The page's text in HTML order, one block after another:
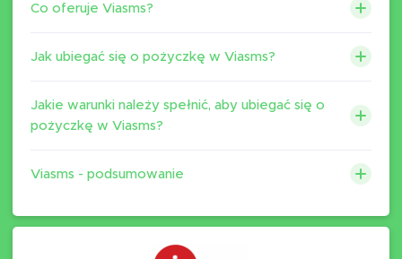
Co oferuje Viasms?
Jak ubiegać się o pożyczkę w Viasms?
Jakie warunki należy spełnić, aby ubiegać się o
pożyczkę w Viasms?
Viasms - podsumowanie